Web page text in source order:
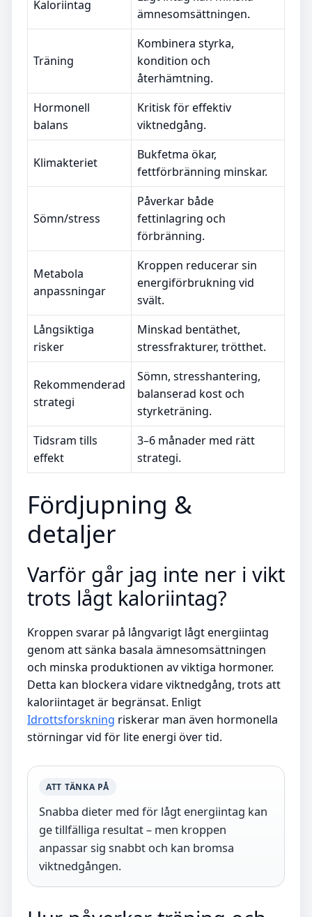
Kaloriintag
ämnesomsättningen.
Träning
Kombinera styrka,
kondition och
återhämtning.
Hormonell
balans
Kritisk för effektiv
viktnedgång.
Klimakteriet
Bukfetma ökar,
fettförbränning minskar.
Sömn/stress
Påverkar både
fettinlagring och
förbränning.
Metabola
anpassningar
Kroppen reducerar sin
energiförbrukning vid
svält.
Långsiktiga
risker
Minskad bentäthet,
stressfrakturer, trötthet.
Rekommenderad
strategi
Sömn, stresshantering,
balanserad kost och
styrketräning.
Tidsram tills
effekt
3–6 månader med rätt
strategi.
Fördjupning &
detaljer
Varför går jag inte ner i vikt
trots lågt kaloriintag?
Kroppen svarar på långvarigt lågt energiintag
genom att sänka basala ämnesomsättningen
och minska produktionen av viktiga hormoner.
Detta kan blockera vidare viktnedgång, trots att
kaloriintaget är begränsat. Enligt
Idrottsforskning riskerar man även hormonella
störningar vid för lite energi över tid.
ATT TÄNKA PÅ
Snabba dieter med för lågt energiintag kan
ge tillfälliga resultat – men kroppen
anpassar sig snabbt och kan bromsa
viktnedgången.